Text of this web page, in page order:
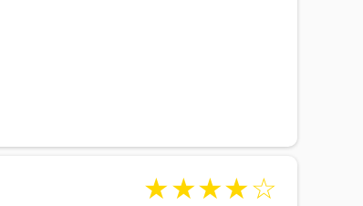
★★★★☆